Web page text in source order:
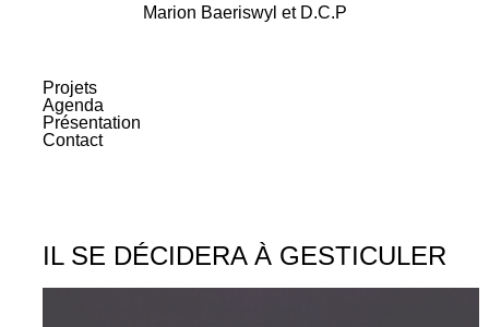
Marion Baeriswyl et D.C.P
Projets
Agenda
Présentation
Contact
IL SE DÉCIDERA À GESTICULER